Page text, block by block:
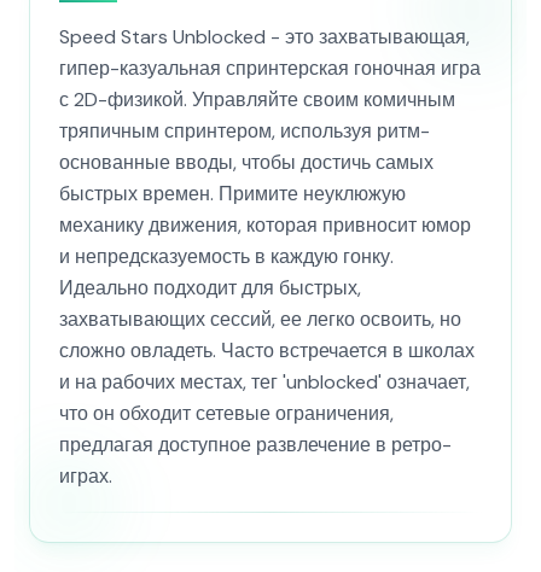
Speed Stars Unblocked - это захватывающая,
гипер-казуальная спринтерская гоночная игра
с 2D-физикой. Управляйте своим комичным
тряпичным спринтером, используя ритм-
основанные вводы, чтобы достичь самых
быстрых времен. Примите неуклюжую
механику движения, которая привносит юмор
и непредсказуемость в каждую гонку.
Идеально подходит для быстрых,
захватывающих сессий, ее легко освоить, но
сложно овладеть. Часто встречается в школах
и на рабочих местах, тег 'unblocked' означает,
что он обходит сетевые ограничения,
предлагая доступное развлечение в ретро-
играх.